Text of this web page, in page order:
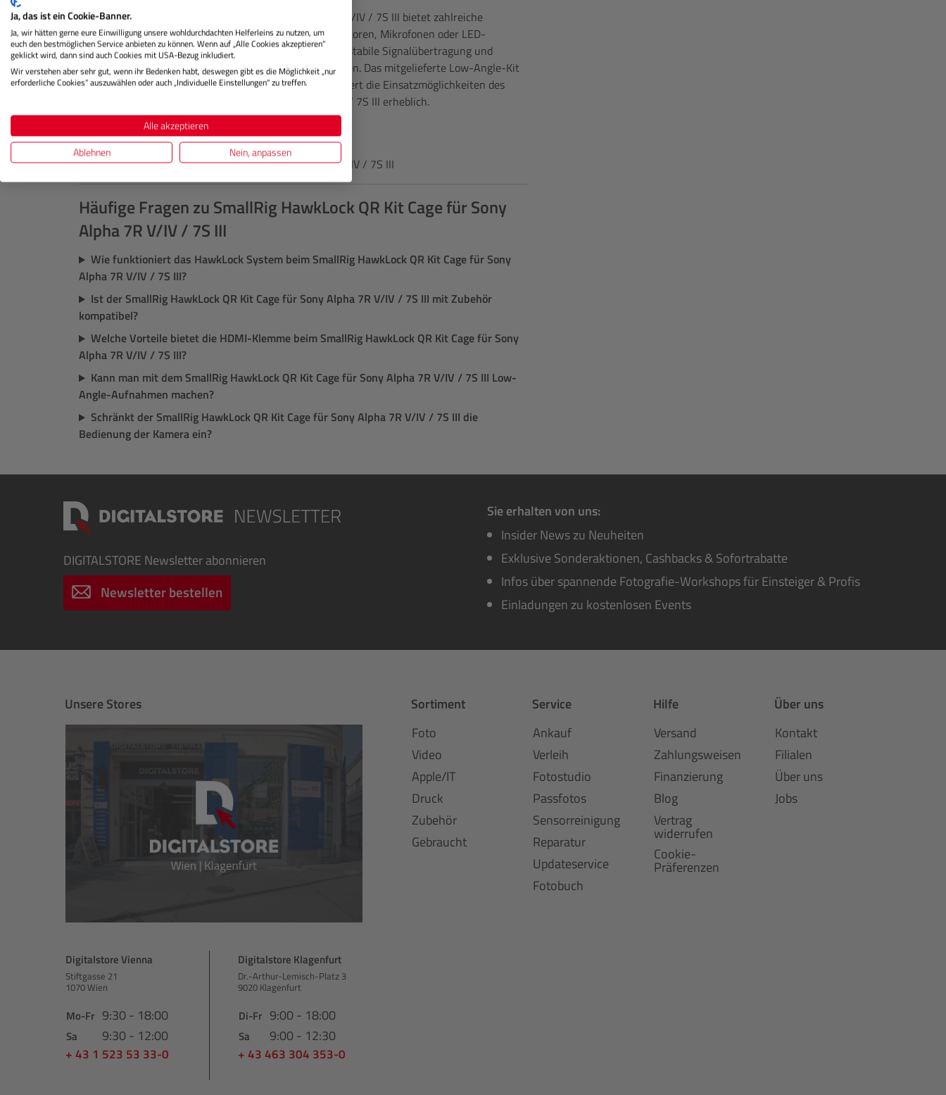
Der SmallRig HawkLock QR Kit Cage für Sony Alpha 7R V/IV / 7S III bietet zahlreiche
Befestigungspunkte zur Montage von Zubehör wie Monitoren, Mikrofonen oder LED-
Leuchten. Eine integrierte HDMI-Klemme sorgt für eine stabile Signalübertragung und
schützt die empfindlichen Anschlüsse vor Beschädigungen. Das mitgelieferte Low-Angle-Kit
ermöglicht zusätzliche kreative Perspektiven und erweitert die Einsatzmöglichkeiten des
SmallRig HawkLock QR Kit Cage für Sony Alpha 7R V/IV / 7S III erheblich.
Lieferumfang
1x SmallRig HawkLock QR Kit Cage für Sony Alpha 7R V/IV / 7S III
Häufige Fragen zu SmallRig HawkLock QR Kit Cage für Sony
Alpha 7R V/IV / 7S III
Wie funktioniert das HawkLock System beim SmallRig HawkLock QR Kit Cage für Sony
Alpha 7R V/IV / 7S III?
Ist der SmallRig HawkLock QR Kit Cage für Sony Alpha 7R V/IV / 7S III mit Zubehör
kompatibel?
Welche Vorteile bietet die HDMI-Klemme beim SmallRig HawkLock QR Kit Cage für Sony
Alpha 7R V/IV / 7S III?
Kann man mit dem SmallRig HawkLock QR Kit Cage für Sony Alpha 7R V/IV / 7S III Low-
Angle-Aufnahmen machen?
Schränkt der SmallRig HawkLock QR Kit Cage für Sony Alpha 7R V/IV / 7S III die
Bedienung der Kamera ein?
DIGITALSTORE Newsletter abonnieren
Newsletter bestellen
Sie erhalten von uns:
Insider News zu Neuheiten
Exklusive Sonderaktionen, Cashbacks & Sofortrabatte
Infos über spannende Fotografie-Workshops für Einsteiger & Profis
Einladungen zu kostenlosen Events
Unsere Stores
Digitalstore Vienna
Stiftgasse 21
1070 Wien
Mo-Fr 9:30 - 18:00
Sa 9:30 - 12:00
+ 43 1 523 53 33-0
Digitalstore Klagenfurt
Dr.-Arthur-Lemisch-Platz 3
9020 Klagenfurt
Di-Fr 9:00 - 18:00
Sa 9:00 - 12:30
+ 43 463 304 353-0
Sortiment
Foto
Video
Apple/IT
Druck
Zubehör
Gebraucht
Service
Ankauf
Verleih
Fotostudio
Passfotos
Sensorreinigung
Reparatur
Updateservice
Fotobuch
Hilfe
Versand
Zahlungsweisen
Finanzierung
Blog
Vertrag
widerrufen
Cookie-
Präferenzen
Über uns
Kontakt
Filialen
Über uns
Jobs
Ja, das ist ein Cookie-Banner.
Ja, wir hätten gerne eure Einwilligung unsere wohldurchdachten Helferleins zu nutzen, um
euch den bestmöglichen Service anbieten zu können. Wenn auf „Alle Cookies akzeptieren“
geklickt wird, dann sind auch Cookies mit USA-Bezug inkludiert.
Wir verstehen aber sehr gut, wenn ihr Bedenken habt, deswegen gibt es die Möglichkeit „nur
erforderliche Cookies“ auszuwählen oder auch „Individuelle Einstellungen“ zu treffen.
Alle akzeptieren
Ablehnen
Nein, anpassen